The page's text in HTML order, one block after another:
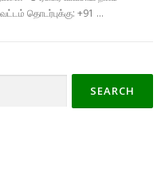
தொடர்புக்கு: +91 …